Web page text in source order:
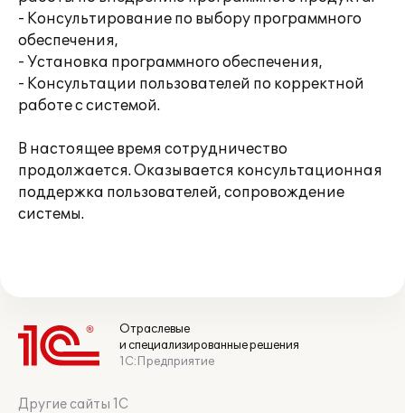
- Консультирование по выбору программного
обеспечения,
- Установка программного обеспечения,
- Консультации пользователей по корректной
работе с системой.
В настоящее время сотрудничество
продолжается. Оказывается консультационная
поддержка пользователей, сопровождение
системы.
Отраслевые
и специализированные решения
1С:Предприятие
Другие сайты 1С